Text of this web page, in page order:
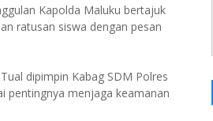
Kapolda Maluku bertajuk
ratusan siswa dengan pesan
dipimpin Kabag SDM Polres
pentingnya menjaga keamanan